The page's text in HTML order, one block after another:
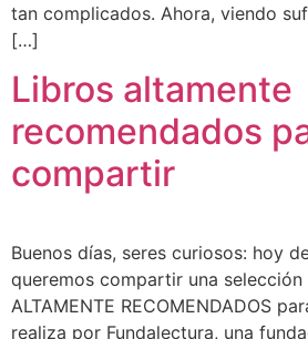
tan complicados. Ahora, viendo
[…]
Libros altamente
recomendados
compartir
Buenos días, seres curiosos: hoy
queremos compartir una selección
ALTAMENTE RECOMENDADOS
realiza por Fundalectura, una